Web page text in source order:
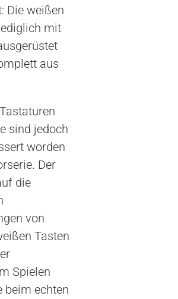
Die weißen
mit
aus
sind jedoch
worden
Der
die
von
Tasten
Spielen
beim echten